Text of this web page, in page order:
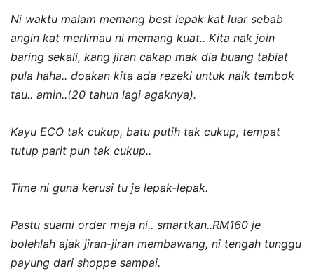
Ni waktu malam memang best lepak kat luar sebab
angin kat merlimau ni memang kuat.. Kita nak join
baring sekali, kang jiran cakap mak dia buang tabiat
pula haha.. doakan kita ada rezeki untuk naik tembok
tau.. amin..(20 tahun lagi agaknya).
Kayu ECO tak cukup, batu putih tak cukup, tempat
tutup parit pun tak cukup..
Time ni guna kerusi tu je lepak-lepak.
Pastu suami order meja ni.. smartkan..RM160 je
bolehlah ajak jiran-jiran membawang, ni tengah tunggu
payung dari shoppe sampai.